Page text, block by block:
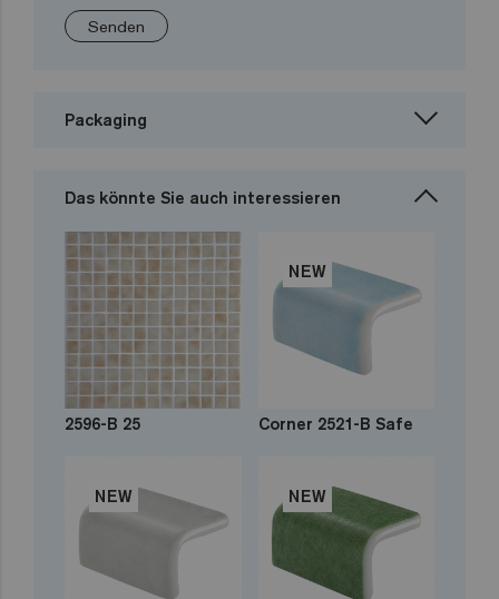
Senden
Packaging
Das könnte Sie auch interessieren
2596-B 25
NEW
Corner 2521-B Safe
NEW NEW